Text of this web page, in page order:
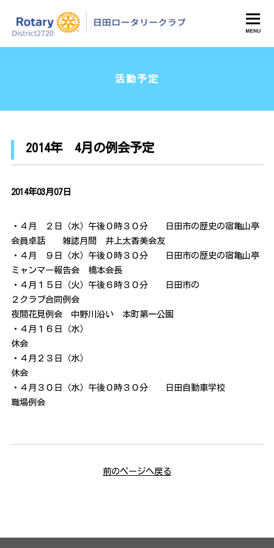
日田ロータリークラブ
活動予定
2014年 4月の例会予定
2014年03月07日
・４月 ２日（水）午後０時３０分 日田市の歴史の宿亀山亭
会員卓話 雑誌月間 井上太香美会友
・４月 ９日（水）午後０時３０分 日田市の歴史の宿亀山亭
ミャンマー報告会 橋本会長
・４月１５日（火）午後６時３０分 日田市の
２クラブ合同例会
夜間花見例会 中野川沿い 本町第一公園
・４月１６日（水）
休会
・４月２３日（水）
休会
・４月３０日（水）午後０時３０分 日田自動車学校
職場例会
前のページへ戻る